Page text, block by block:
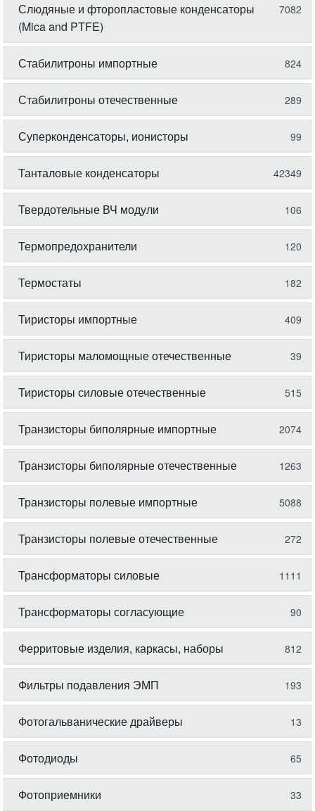
Слюдяные и фторопластовые конденсаторы
(Mica and PTFE)
7082
Стабилитроны импортные 824
Стабилитроны отечественные 289
Суперконденсаторы, ионисторы 99
Танталовые конденсаторы 42349
Твердотельные ВЧ модули 106
Термопредохранители 120
Термостаты 182
Тиристоры импортные 409
Тиристоры маломощные отечественные 39
Тиристоры силовые отечественные 515
Транзисторы биполярные импортные 2074
Транзисторы биполярные отечественные 1263
Транзисторы полевые импортные 5088
Транзисторы полевые отечественные 272
Трансформаторы силовые 1111
Трансформаторы согласующие 90
Ферритовые изделия, каркасы, наборы 812
Фильтры подавления ЭМП 193
Фотогальванические драйверы 13
Фотодиоды 65
Фотоприемники 33